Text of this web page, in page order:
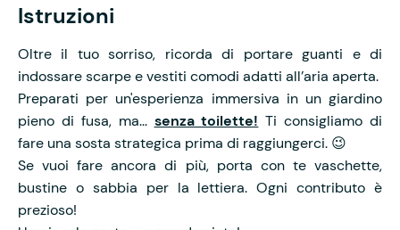
Istruzioni
Oltre il tuo sorriso, ricorda di portare guanti e di
indossare scarpe e vestiti comodi adatti all’aria aperta.
Preparati per un'esperienza immersiva in un giardino
pieno di fusa, ma... senza toilette! Ti consigliamo di
fare una sosta strategica prima di raggiungerci. 😉
Se vuoi fare ancora di più, porta con te vaschette,
bustine o sabbia per la lettiera. Ogni contributo è
prezioso!